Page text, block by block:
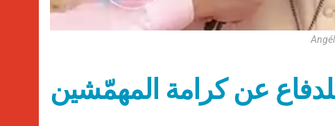
للدفاع عن كرامة المهمّشين